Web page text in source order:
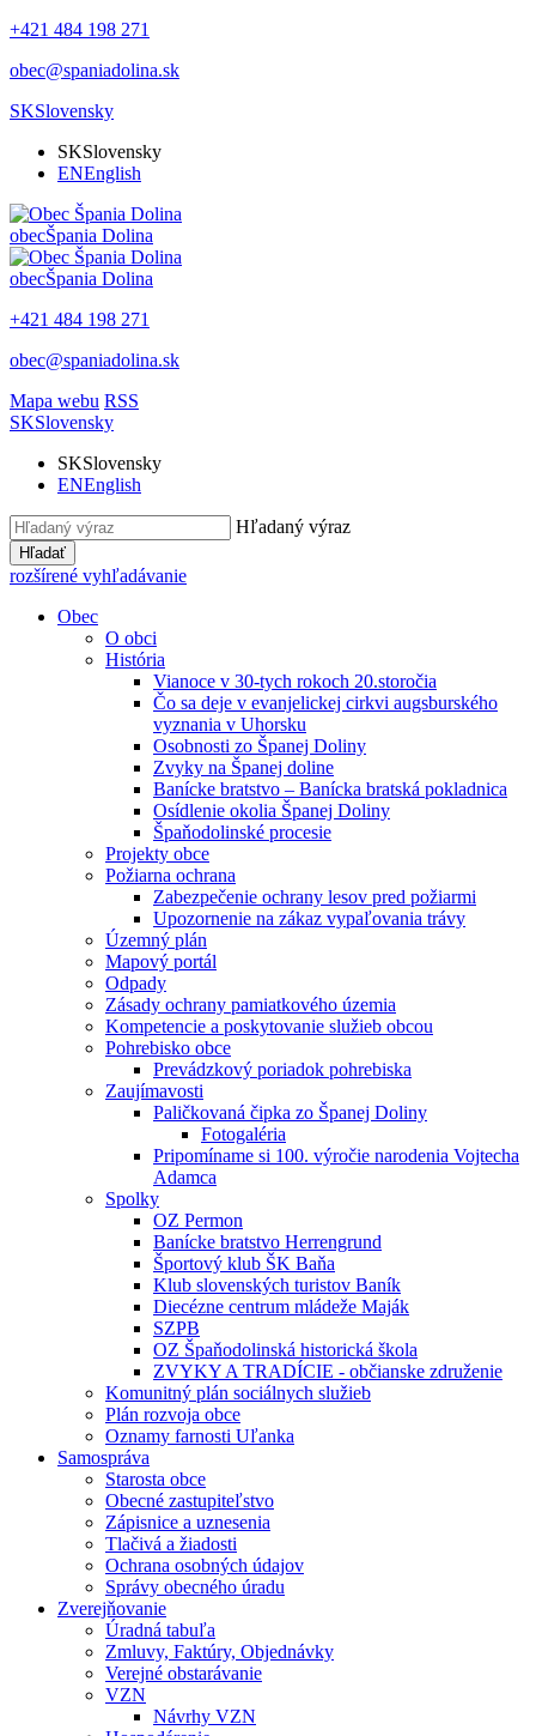
+421 484 198 271
obec@spaniadolina.sk
SKSlovensky
SKSlovensky
ENEnglish
obecŠpania Dolina
obecŠpania Dolina
+421 484 198 271
obec@spaniadolina.sk
Mapa webu RSS
SKSlovensky
SKSlovensky
ENEnglish
Hľadaný výraz
Hľadať
rozšírené vyhľadávanie
Obec
O obci
História
Vianoce v 30-tych rokoch 20.storočia
Čo sa deje v evanjelickej cirkvi augsburského
vyznania v Uhorsku
Osobnosti zo Španej Doliny
Zvyky na Španej doline
Banícke bratstvo – Banícka bratská pokladnica
Osídlenie okolia Španej Doliny
Špaňodolinské procesie
Projekty obce
Požiarna ochrana
Zabezpečenie ochrany lesov pred požiarmi
Upozornenie na zákaz vypaľovania trávy
Územný plán
Mapový portál
Odpady
Zásady ochrany pamiatkového územia
Kompetencie a poskytovanie služieb obcou
Pohrebisko obce
Prevádzkový poriadok pohrebiska
Zaujímavosti
Paličkovaná čipka zo Španej Doliny
Fotogaléria
Pripomíname si 100. výročie narodenia Vojtecha
Adamca
Spolky
OZ Permon
Banícke bratstvo Herrengrund
Športový klub ŠK Baňa
Klub slovenských turistov Baník
Diecézne centrum mládeže Maják
SZPB
OZ Špaňodolinská historická škola
ZVYKY A TRADÍCIE - občianske združenie
Komunitný plán sociálnych služieb
Plán rozvoja obce
Oznamy farnosti Uľanka
Samospráva
Starosta obce
Obecné zastupiteľstvo
Zápisnice a uznesenia
Tlačivá a žiadosti
Ochrana osobných údajov
Správy obecného úradu
Zverejňovanie
Úradná tabuľa
Zmluvy, Faktúry, Objednávky
Verejné obstarávanie
VZN
Návrhy VZN